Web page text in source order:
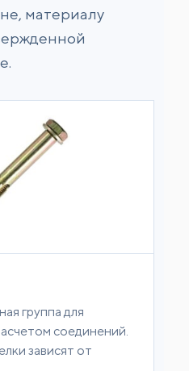
материалу
группа для
соединений.
зависят от